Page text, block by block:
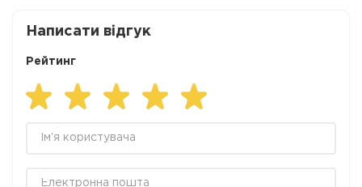
Написати відгук
Рейтинг